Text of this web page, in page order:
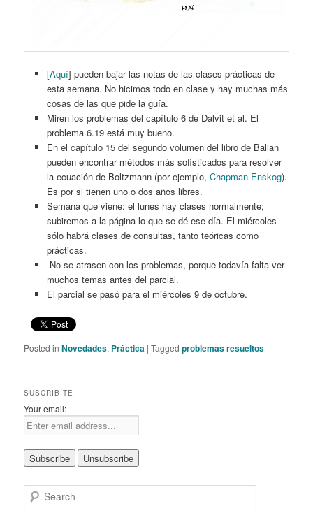
[Aquí] pueden bajar las notas de las clases prácticas de
esta semana. No hicimos todo en clase y hay muchas más
cosas de las que pide la guía.
Miren los problemas del capítulo 6 de Dalvit et al. El
problema 6.19 está muy bueno.
En el capítulo 15 del segundo volumen del libro de Balian
pueden encontrar métodos más sofisticados para resolver
la ecuación de Boltzmann (por ejemplo, Chapman-Enskog).
Es por si tienen uno o dos años libres.
Semana que viene: el lunes hay clases normalmente;
subiremos a la página lo que se dé ese día. El miércoles
sólo habrá clases de consultas, tanto teóricas como
prácticas.
No se atrasen con los problemas, porque todavía falta ver
muchos temas antes del parcial.
El parcial se pasó para el miércoles 9 de octubre.
Posted in Novedades, Práctica |Tagged problemas resueltos
SUSCRIBITE
Your email:
e